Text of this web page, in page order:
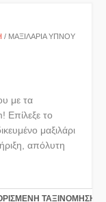
/ ΜΑΞΙΛΆΡΙΑ ΎΠΝΟΥ
με τα
Επίλεξε το
μαξιλάρι
απόλυτη